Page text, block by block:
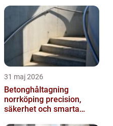
31 maj 2026
Betonghåltagning
norrköping precision,
säkerhet och smarta